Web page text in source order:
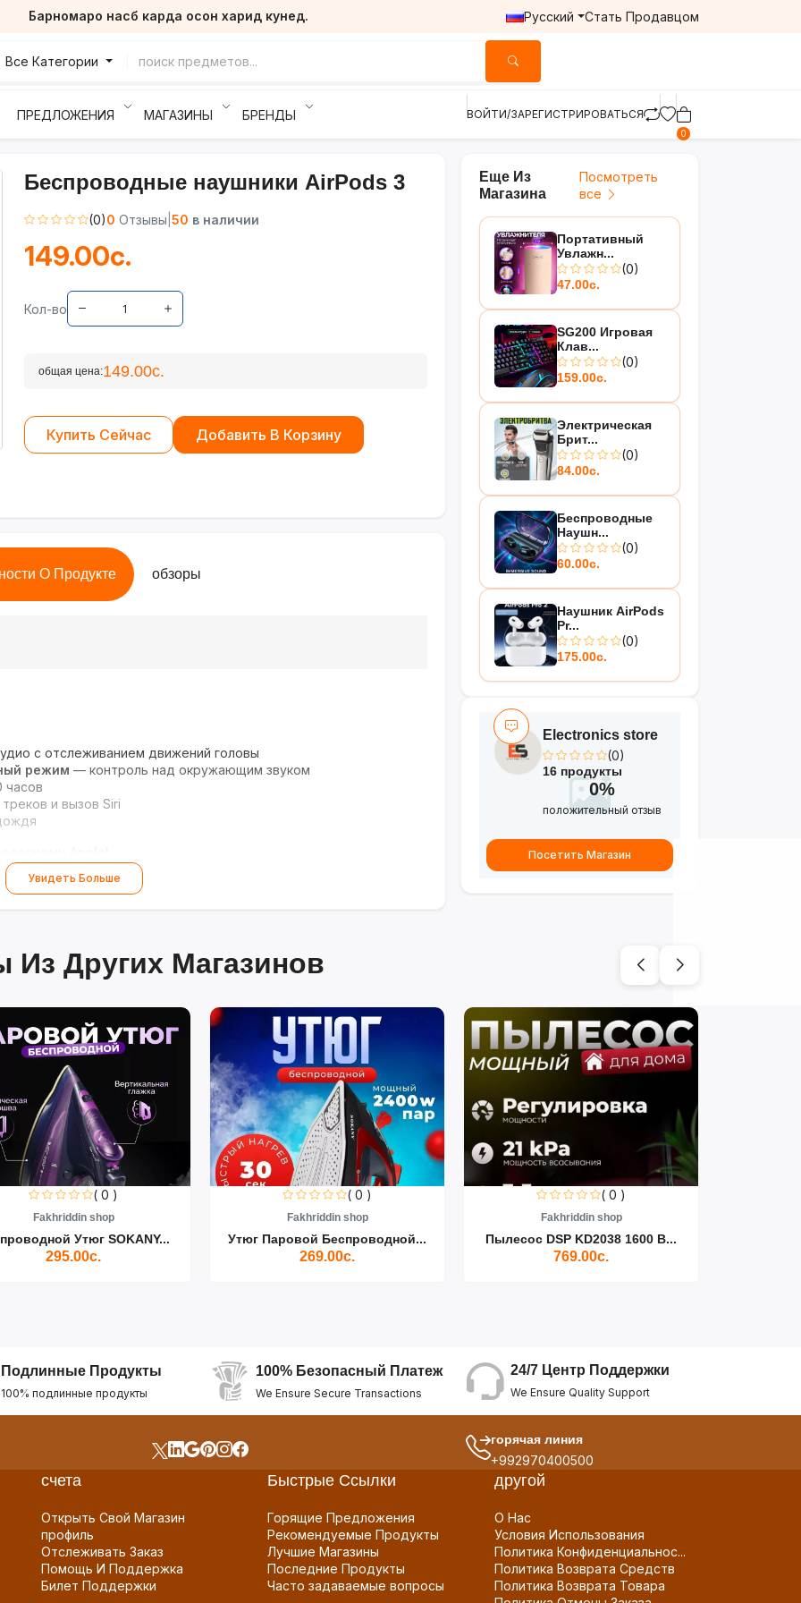
Барномаро насб карда осон харид кунед. Русский Стать Продавцом
Все Категории
ПРЕДЛОЖЕНИЯ МАГАЗИНЫ БРЕНДЫ ВОЙТИ/ЗАРЕГИСТРИРОВАТЬСЯ
0
Беспроводные наушники AirPods 3
(0)0 Отзывы 50 в наличии
149.00с.
Кол-во
общая цена:149.00с.
Купить Сейчас Добавить В Корзину
О Продукте обзоры
с отслеживанием движений головы
режим — контроль над окружающим звуком
часов
и вызов Siri
Увидеть Больше
Еще Из
Магазина
Посмотреть
все
Портативный
Увлажн...
(0)
47.00с.
SG200 Игровая
Клав...
(0)
159.00с.
Электрическая
Брит...
(0)
84.00с.
Беспроводные
Наушн...
(0)
60.00с.
Наушник AirPods
Pr...
(0)
175.00с.
Electronics store
(0)
16 продукты
0%
положительный отзыв
Посетить Магазин
Других Магазинов
( 0 )
Fakhriddin shop
Утюг SOKANY...
295.00с.
( 0 )
Fakhriddin shop
Утюг Паровой Беспроводной...
269.00с.
( 0 )
Fakhriddin shop
Пылесос DSP KD2038 1600 В...
769.00с.
Подлинные Продукты
100% подлинные продукты
100% Безопасный Платеж
We Ensure Secure Transactions
24/7 Центр Поддержки
We Ensure Quality Support
горячая линия
+992970400500
счета
Открыть Свой Магазин
профиль
Отслеживать Заказ
Помощь И Поддержка
Билет Поддержки
Быстрые Ссылки
Горящие Предложения
Рекомендуемые Продукты
Лучшие Магазины
Последние Продукты
Часто задаваемые вопросы
другой
О Нас
Условия Использования
Политика Конфиденциальнос...
Политика Возврата Средств
Политика Возврата Товара